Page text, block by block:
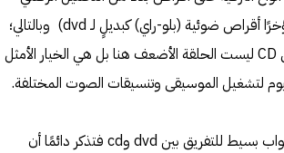
(انتشرت مؤخرًا أقراص ضوئية (بلو-راي) كبديلٍ لـ dvd) وبالتالي؛
فإنّ أقراص CD ليست الحلقة الأضعف هنا بل هي الخيار الأمثل
لتشغيل الموسيقى وتنسيقات الصوت المختلفة.
إذا كنت تبحث عن جواب بسيط للتفريق بين dvd وcd فتذكر دائمًا أن